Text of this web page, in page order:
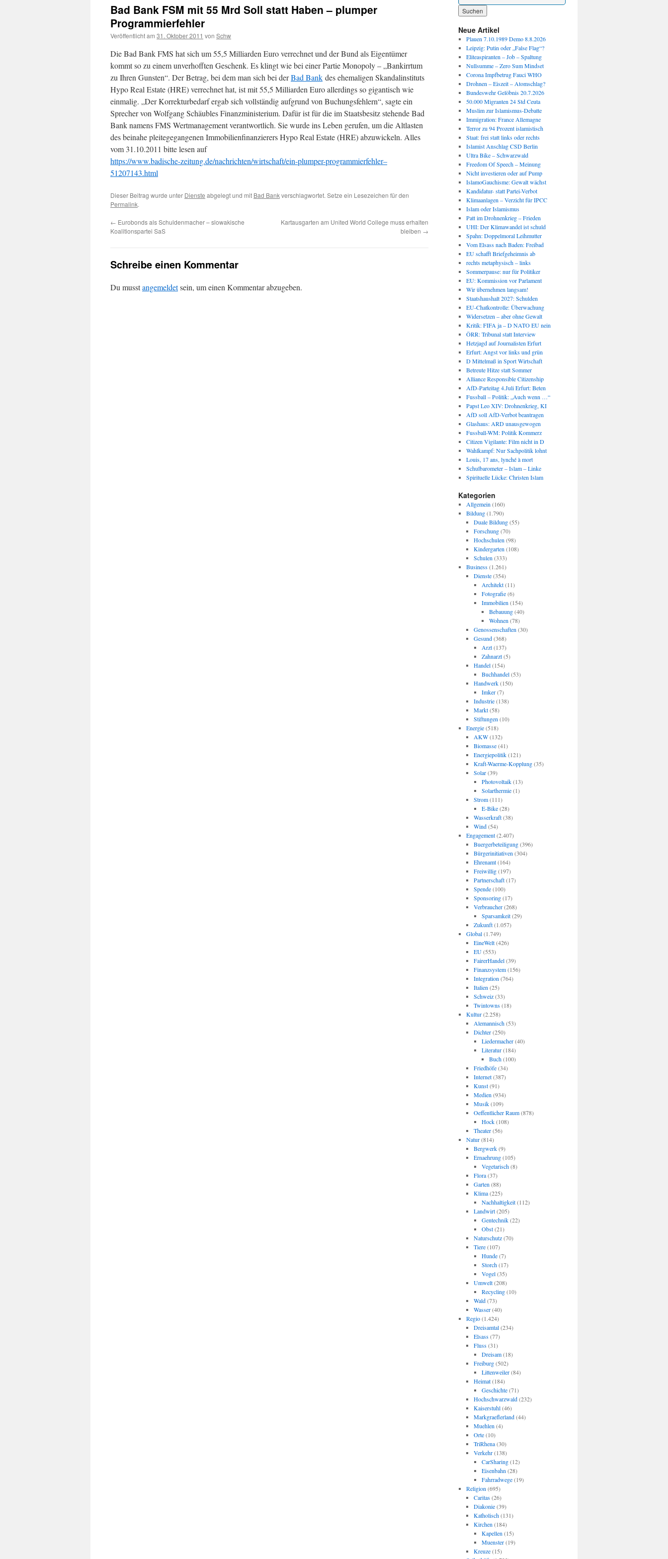
Bad Bank FSM mit 55 Mrd Soll statt Haben – plumper
Programmierfehler
Veröffentlicht am 31. Oktober 2011 von Schw
Die Bad Bank FMS hat sich um 55,5 Milliarden Euro verrechnet und der Bund als Eigentümer
kommt so zu einem unverhofften Geschenk. Es klingt wie bei einer Partie Monopoly – „Bankirrtum
zu Ihren Gunsten“. Der Betrag, bei dem man sich bei derBad Bank des ehemaligen Skandalinstituts
Hypo Real Estate (HRE) verrechnet hat, ist mit 55,5 Milliarden Euro allerdings so gigantisch wie
einmalig. „Der Korrekturbedarf ergab sich vollständig aufgrund von Buchungsfehlern“, sagte ein
Sprecher von Wolfgang Schäubles Finanzministerium. Dafür ist für die im Staatsbesitz stehende Bad
Bank namens FMS Wertmanagement verantwortlich. Sie wurde ins Leben gerufen, um die Altlasten
des beinahe pleitegegangenen Immobilienfinanzierers Hypo Real Estate (HRE) abzuwickeln. Alles
vom 31.10.2011 bitte lesen auf
https://www.badische-zeitung.de/nachrichten/wirtschaft/ein-plumper-programmierfehler–
51207143.html
Dieser Beitrag wurde unter Dienste abgelegt und mit Bad Bankverschlagwortet. Setze ein Lesezeichen für den
Permalink.
← Eurobonds als Schuldenmacher – slowakische
Koalitionspartei SaS
Kartausgarten am United World College muss erhalten
bleiben →
Schreibe einen Kommentar
Du musstangemeldetsein, um einen Kommentar abzugeben.
Neue Artikel
Plauen 7.10.1989 Demo 8.8.2026
Leipzig: Putin oder „False Flag“?
Eliteaspiranten – Job – Spaltung
Nullsumme – Zero Sum Mindset
Corona Impfbetrug Fauci WHO
Drohnen – Eiszeit – Atomschlag?
Bundeswehr Gelöbnis 20.7.2026
50.000 Migranten 24 Std Ceuta
Muslim zur Islamismus-Debatte
Immigration: France Allemagne
Terror zu 94 Prozent islamistisch
Staat: frei statt links oder rechts
Islamist Anschlag CSD Berlin
Ultra Bike – Schwarzwald
Freedom Of Speech – Meinung
Nicht investieren oder auf Pump
IslamoGauchisme: Gewalt wächst
Kandidatur- statt Partei-Verbot
Klimaanlagen – Verzicht für IPCC
Islam oder Islamismus
Patt im Drohnenkrieg – Frieden
UHI: Der Klimawandel ist schuld
Spahn: Doppelmoral Leihmutter
Vom Elsass nach Baden: Freibad
EU schafft Briefgeheimnis ab
rechts metaphysisch – links
Sommerpause: nur für Politiker
EU: Kommission vor Parlament
Wir übernehmen langsam!
Staatshaushalt 2027: Schulden
EU-Chatkontrolle: Überwachung
Widersetzen – aber ohne Gewalt
Kritik: FIFA ja – D NATO EU nein
ÖRR: Tribunal statt Interview
Hetzjagd auf Journalisten Erfurt
Erfurt: Angst vor links und grün
D Mittelmaß in Sport Wirtschaft
Betreute Hitze statt Sommer
Alliance Responsible Citizenship
AfD-Parteitag 4.Juli Erfurt: Beten
Fussball – Politik: „Auch wenn …“
Papst Leo XIV: Drohnenkrieg, KI
AfD soll AfD-Verbot beantragen
Glashaus: ARD unausgewogen
Fussball-WM: Politik Kommerz
Citizen Vigilante: Film nicht in D
Wahlkampf: Nur Sachpolitik lohnt
Louis, 17 ans, lynché à mort
Schulbarometer – Islam – Linke
Spirituelle Lücke: Christen Islam
Kategorien
Allgemein (160)
Bildung(1.790)
Duale Bildung(55)
Forschung(70)
Hochschulen (98)
Kindergarten (108)
Schulen (333)
Business(1.261)
Dienste(354)
Architekt(11)
Fotografie(6)
Immobilien (154)
Bebauung(40)
Wohnen (78)
Genossenschaften (30)
Gesund(368)
Arzt(137)
Zahnarzt(5)
Handel(154)
Buchhandel(53)
Handwerk(150)
Imker(7)
Industrie(138)
Markt(58)
Stiftungen (10)
Energie(518)
AKW(132)
Biomasse(41)
Energiepolitik(121)
Kraft-Waerme-Kopplung(35)
Solar(39)
Photovoltaik(13)
Solarthermie(1)
Strom(111)
E-Bike(28)
Wasserkraft(38)
Wind(54)
Engagement(2.407)
Buergerbeteiligung(396)
Bürgerinitiativen (304)
Ehrenamt(164)
Freiwillig(197)
Partnerschaft(17)
Spende(100)
Sponsoring(17)
Verbraucher(268)
Sparsamkeit(29)
Zukunft(1.057)
Global(1.749)
EineWelt(426)
EU(553)
FairerHandel(39)
Finanzsystem(156)
Integration (764)
Italien (25)
Schweiz(33)
Twintowns(18)
Kultur(2.258)
Alemannisch(53)
Dichter(250)
Liedermacher(40)
Literatur(184)
Buch(100)
Friedhöfe(34)
Internet(387)
Kunst(91)
Medien (934)
Musik(109)
Oeffentlicher Raum(878)
Hock(108)
Theater(56)
Natur(814)
Bergwerk(9)
Ernaehrung(105)
Vegetarisch(8)
Flora(37)
Garten (88)
Klima(225)
Nachhaltigkeit(112)
Landwirt(205)
Gentechnik(22)
Obst(21)
Naturschutz(70)
Tiere(107)
Hunde(7)
Storch(17)
Vogel(35)
Umwelt(208)
Recycling(10)
Wald(73)
Wasser(40)
Regio(1.424)
Dreisamtal(234)
Elsass(77)
Fluss(31)
Dreisam(18)
Freiburg(502)
Littenweiler(84)
Heimat(184)
Geschichte(71)
Hochschwarzwald(232)
Kaiserstuhl(46)
Markgraeflerland(44)
Muehlen (4)
Orte(10)
TriRhena(30)
Verkehr(138)
CarSharing(12)
Eisenbahn (28)
Fahrradwege(19)
Religion (695)
Caritas(26)
Diakonie(39)
Katholisch(131)
Kirchen (184)
Kapellen (15)
Muenster(19)
Kreuze(15)